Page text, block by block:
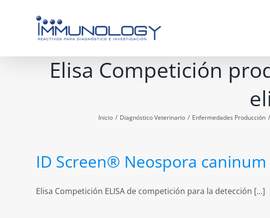
Elisa Competición
Inicio / Diagnóstico Veterinario / Enfermedades Producción /
ID Screen® Neospora
Elisa Competición ELISA de competición para la detección [...]